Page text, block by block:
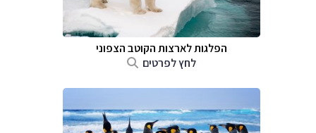
הפלגות לארצות הקוטב הצפוני
לחץ לפרטים